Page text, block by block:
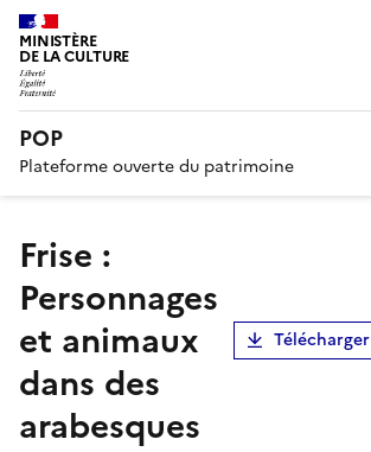
MINISTÈRE
DE LA CULTURE
POP
Plateforme ouverte du patrimoine
frise :
Personnages
et animaux
dans des
arabesques
Télécharger